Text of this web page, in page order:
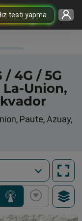
testi yapma
4G / 5G
La-Union,
Paute, Azuay,